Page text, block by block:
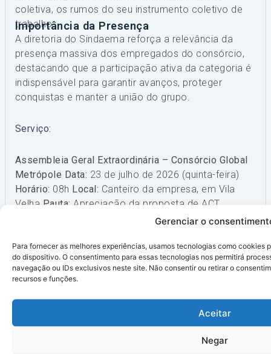
Gerenciar o
Para fornecer as melhores experiências, usamos tecnologias como cookies
do dispositivo. O consentimento para essas tecnologias nos permitirá
navegação ou IDs exclusivos neste site. Não consentir ou retirar o
recursos e funções.
Aceitar
Negar
coletiva, os rumos do seu instrumento coletivo de
trabalho.
Importância da Presença
A diretoria do Sindaema reforça a relevância da
presença massiva dos empregados do consórcio,
destacando que a participação ativa da categoria é
indispensável para garantir avanços, proteger
conquistas e manter a união do grupo.
Serviço:
Assembleia Geral Extraordinária – Consórcio Global
Metrópole Data: 23 de julho de 2026 (quinta-feira)
Horário: 08h Local: Canteiro da empresa, em Vila
Velha Pauta: Apreciação da proposta de ACT
Compartilhe nas redes sociais
𝕏